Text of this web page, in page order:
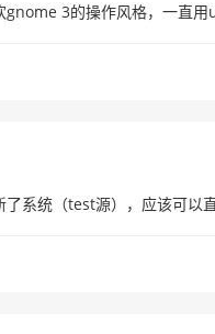
gnome 3的操作风格，一直用
系统（test源），应该可以